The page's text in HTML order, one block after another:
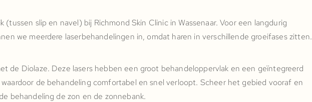
(tussen slip en navel) bij Richmond Skin Clinic in Wassenaar. Voor een langdurig
we meerdere laserbehandelingen in, omdat haren in verschillende groeifases zitten.
de Diolaze. Deze lasers hebben een groot behandeloppervlak en een geïntegreerd
waardoor de behandeling comfortabel en snel verloopt. Scheer het gebied vooraf en
behandeling de zon en de zonnebank.